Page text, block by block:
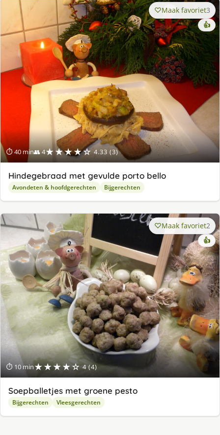
⏱ 40 min👥 4★★★★☆ 4.33 (3)
Maak favoriet3
👍
Hindegebraad met gevulde porto bello
Avondeten & hoofdgerechten Bijgerechten
⏱ 10 min★★★★☆ 4 (4)
Maak favoriet2
👍
Soepballetjes met groene pesto
Bijgerechten Vleesgerechten